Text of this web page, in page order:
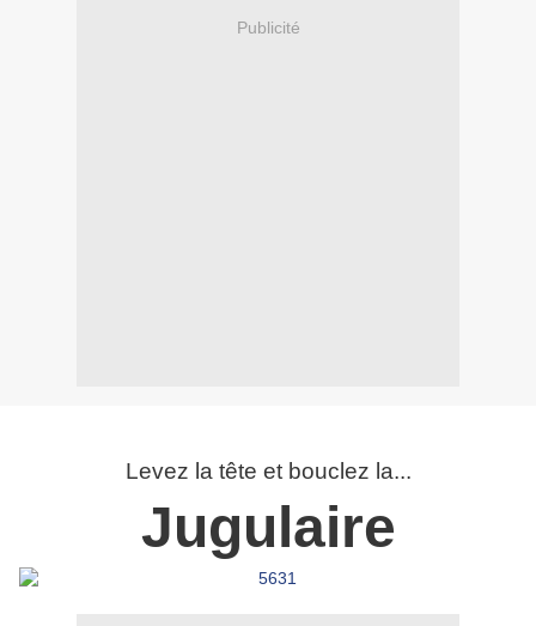
Publicité
Levez la tête et bouclez la...
Jugulaire